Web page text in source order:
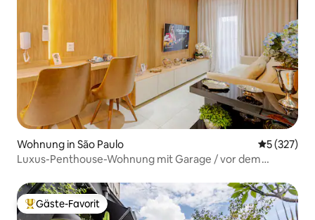
Wohnung in São Paulo
5 (327)
Luxus-Penthouse-Wohnung mit Garage / vor dem
Beliebter Gäste-Favorit.
Gäste-Favorit